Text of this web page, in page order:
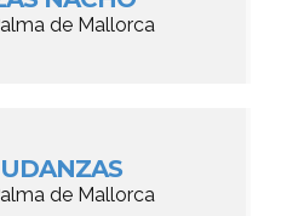
de Mallorca
de Mallorca